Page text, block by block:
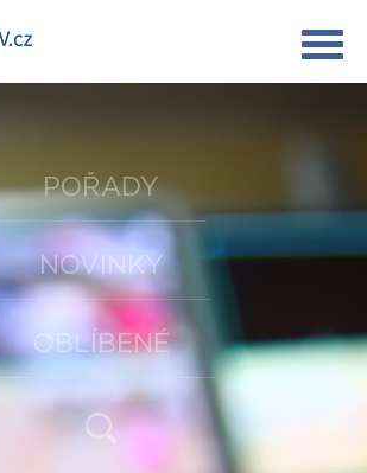
POŘADY
NOVINKY
OBLÍBENÉ